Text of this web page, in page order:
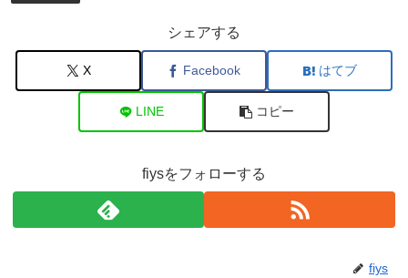
シェアする
X Facebook はてブ
LINE コピー
fiysをフォローする
fiys